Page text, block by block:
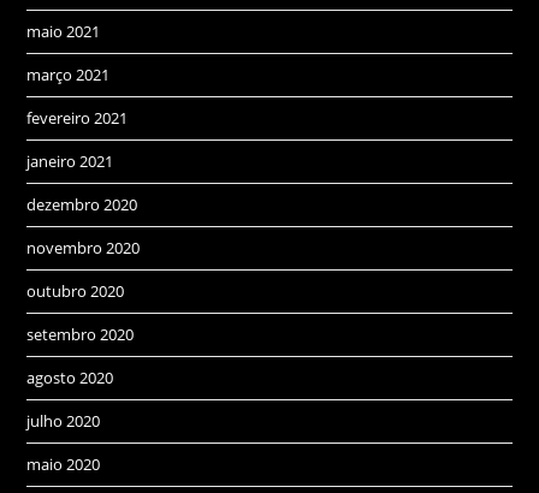
maio 2021
março 2021
fevereiro 2021
janeiro 2021
dezembro 2020
novembro 2020
outubro 2020
setembro 2020
agosto 2020
julho 2020
maio 2020